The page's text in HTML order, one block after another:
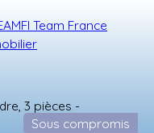
Sous compromis